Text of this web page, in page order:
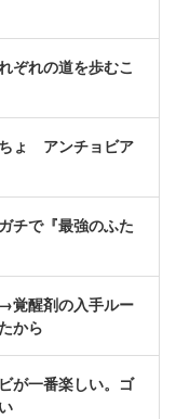
ぞれの道を歩むこ
ょ アンチョビア
チで『最強のふた
覚醒剤の入手ルー
から
が一番楽しい。ゴ